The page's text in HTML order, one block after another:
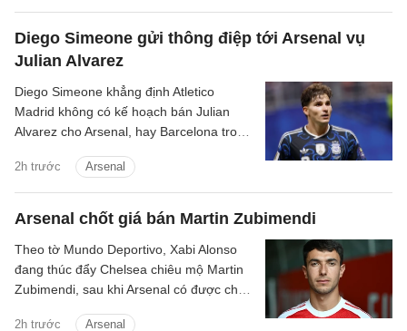
Diego Simeone gửi thông điệp tới Arsenal vụ
Julian Alvarez
2h trước Arsenal
Diego Simeone khẳng định Atletico
Madrid không có kế hoạch bán Julian
Alvarez cho Arsenal, hay Barcelona trong
Arsenal chốt giá bán Martin Zubimendi
2h trước Arsenal
Theo tờ Mundo Deportivo, Xabi Alonso
đang thúc đẩy Chelsea chiêu mộ Martin
Zubimendi, sau khi Arsenal có được chữ